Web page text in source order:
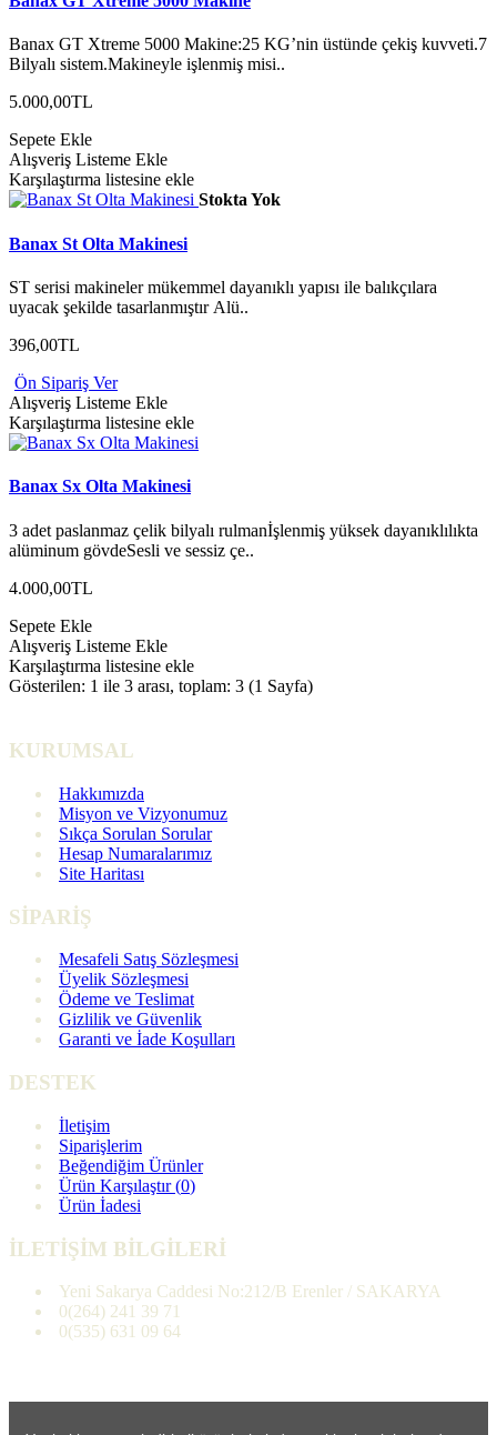
Banax GT Xtreme 5000 Makine:25 KG’nin üstünde çekiş kuvveti.7
Bilyalı sistem.Makineyle işlenmiş misi..
5.000,00TL
Sepete Ekle
Alışveriş Listeme Ekle
Karşılaştırma listesine ekle
Stokta Yok
Banax St Olta Makinesi
ST serisi makineler mükemmel dayanıklı yapısı ile balıkçılara
uyacak şekilde tasarlanmıştır Alü..
396,00TL
Ön Sipariş Ver
Alışveriş Listeme Ekle
Karşılaştırma listesine ekle
Banax Sx Olta Makinesi
3 adet paslanmaz çelik bilyalı rulmanİşlenmiş yüksek dayanıklılıkta
alüminum gövdeSesli ve sessiz çe..
4.000,00TL
Sepete Ekle
Alışveriş Listeme Ekle
Karşılaştırma listesine ekle
Gösterilen: 1 ile 3 arası, toplam: 3 (1 Sayfa)
KURUMSAL
Hakkımızda
Misyon ve Vizyonumuz
Sıkça Sorulan Sorular
Hesap Numaralarımız
Site Haritası
SİPARİŞ
Mesafeli Satış Sözleşmesi
Üyelik Sözleşmesi
Ödeme ve Teslimat
Gizlilik ve Güvenlik
Garanti ve İade Koşulları
DESTEK
İletişim
Siparişlerim
Beğendiğim Ürünler
Ürün Karşılaştır (0)
Ürün İadesi
İLETİŞİM BİLGİLERİ
Yeni Sakarya Caddesi No:212/B Erenler / SAKARYA
0(264) 241 39 71
0(535) 631 09 64